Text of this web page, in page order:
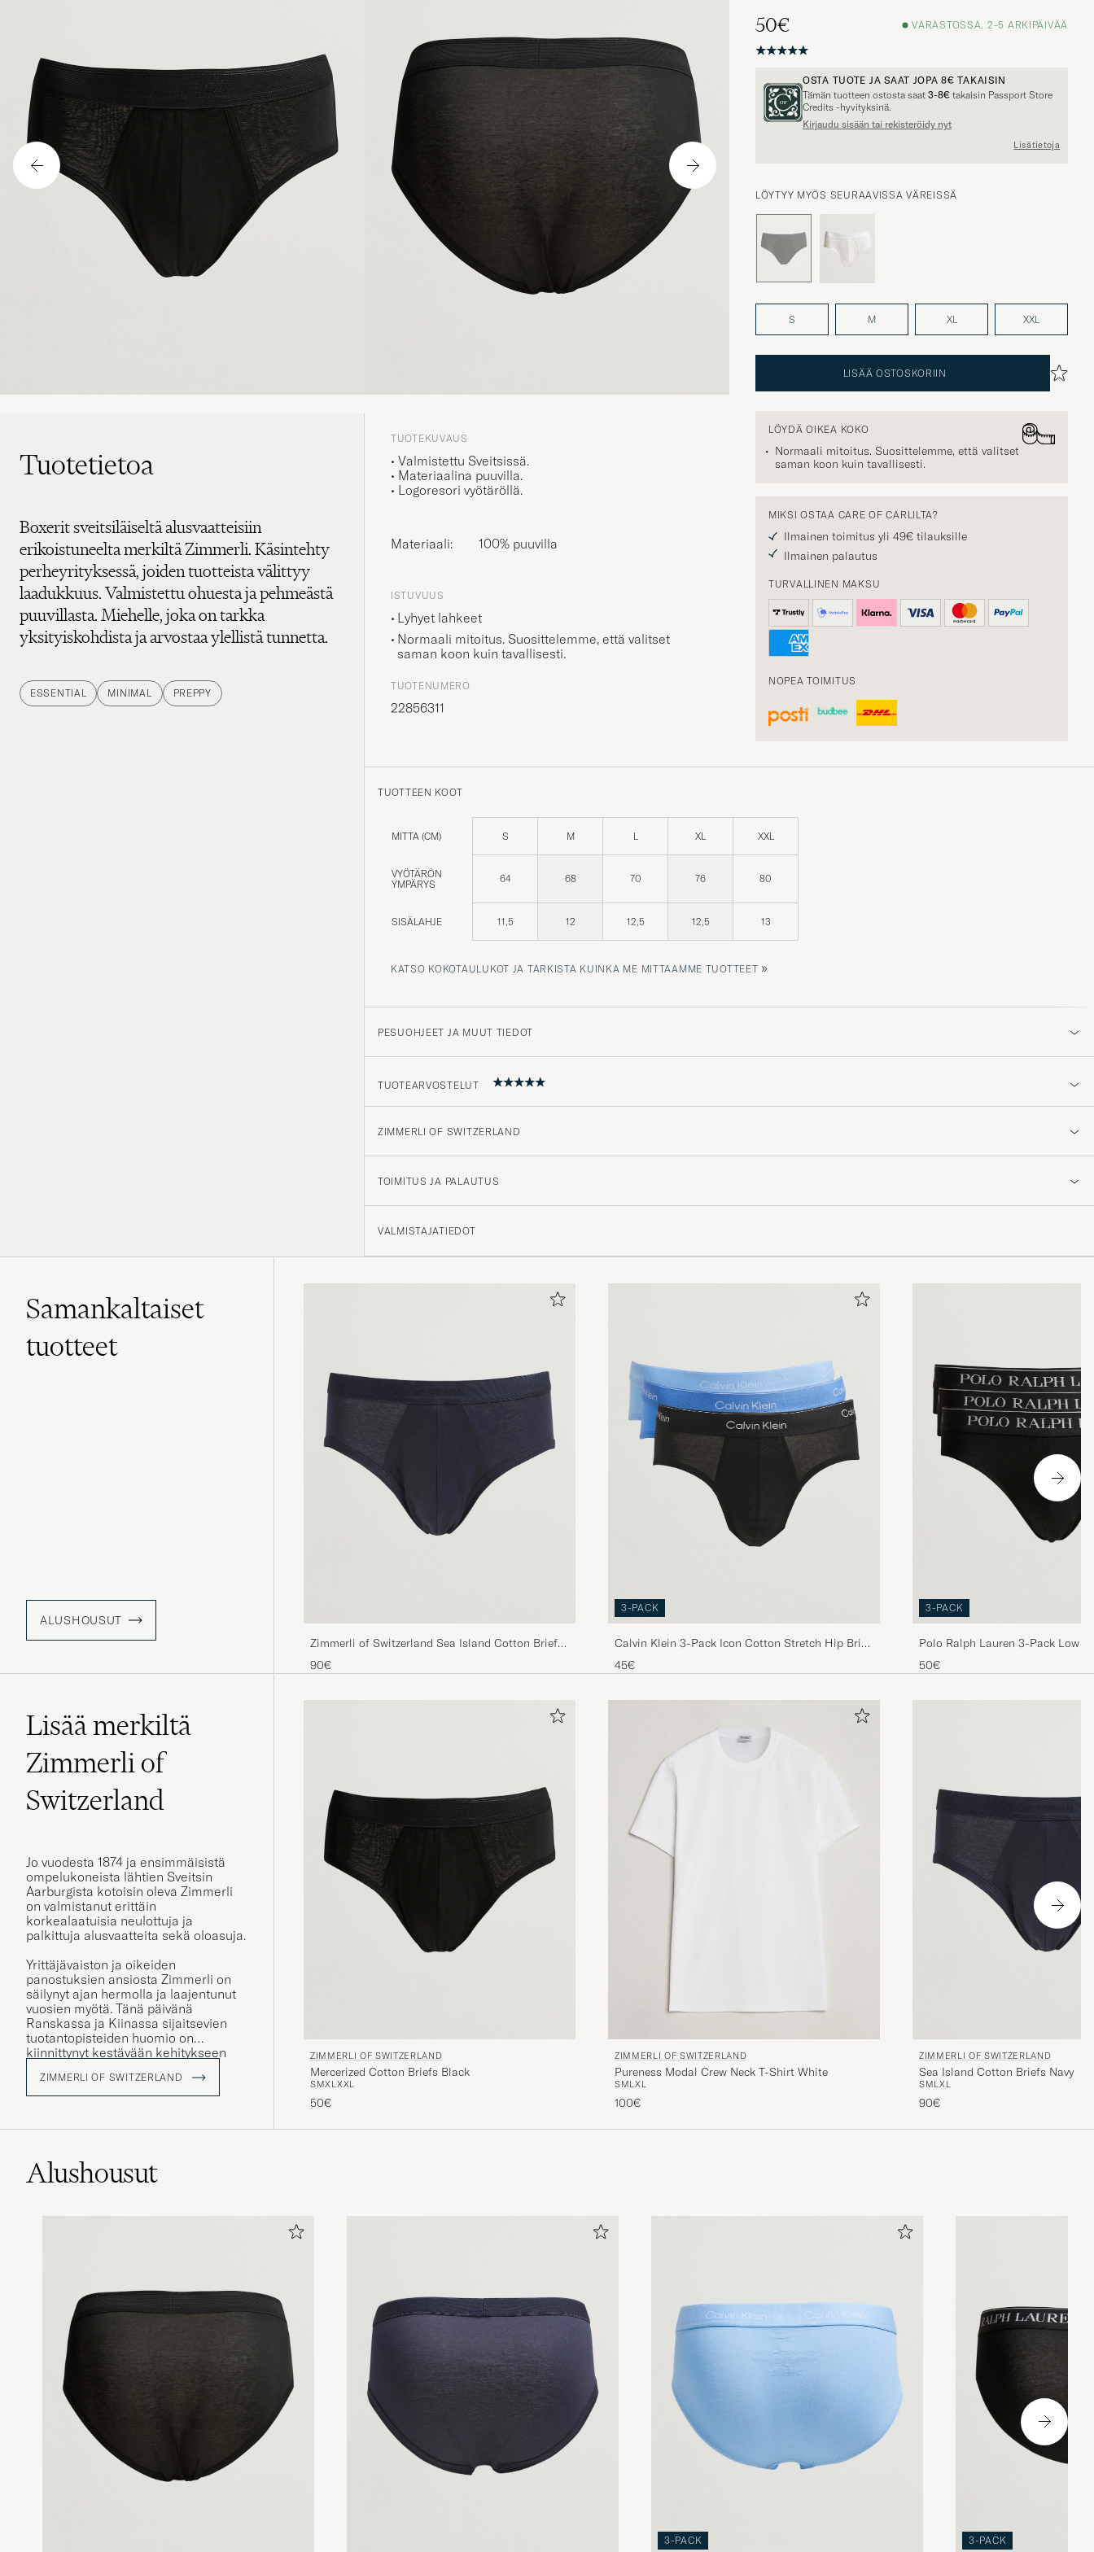
Muita vaihtoehtoja?
SAMANKALTAISIA TUOTTEITA
50€
VARASTOSSA, 2-5 ARKIPÄIVÄÄ
OSTA TUOTE JA SAAT JOPA8€ TAKAISIN
Tämän tuotteen ostosta saat 3-8€ takaisin Passport Store
Credits -hyvityksinä.
Kirjaudu sisään tai rekisteröidy nyt
Lisätietoja
LÖYTYY MYÖS SEURAAVISSA VÄREISSÄ
S M XL XXL
LISÄÄ OSTOSKORIIN
LÖYDÄ OIKEA KOKO
Normaali mitoitus. Suosittelemme, että valitset
saman koon kuin tavallisesti.
MIKSI OSTAA CARE OF CARLILTA?
Ilmainen toimitus yli 49€ tilauksille
Ilmainen palautus
TURVALLINEN MAKSU
NOPEA TOIMITUS
Tuotetietoa
Boxerit sveitsiläiseltä alusvaatteisiin
erikoistuneelta merkiltä Zimmerli. Käsintehty
perheyrityksessä, joiden tuotteista välittyy
laadukkuus. Valmistettu ohuesta ja pehmeästä
puuvillasta. Miehelle, joka on tarkka
yksityiskohdista ja arvostaa ylellistä tunnetta.
ESSENTIAL MINIMAL PREPPY
TUOTEKUVAUS
• Valmistettu Sveitsissä.
• Materiaalina puuvilla.
• Logoresori vyötäröllä.
Materiaali: 100% puuvilla
ISTUVUUS
Lyhyet lahkeet
Normaali mitoitus. Suosittelemme, että valitset
saman koon kuin tavallisesti.
TUOTENUMERO
22856311
TUOTTEEN KOOT
MITTA (CM) S M L XL XXL
VYÖTÄRÖN
YMPÄRYS
64 68 70 76 80
SISÄLAHJE 11,5 12 12,5 12,5 13
KATSO KOKOTAULUKOT JA TARKISTA KUINKA ME MITTAAMME TUOTTEET »
PESUOHJEET JA MUUT TIEDOT
TUOTEARVOSTELUT
5
ZIMMERLI OF SWITZERLAND
TOIMITUS JA PALAUTUS
VALMISTAJATIEDOT
Samankaltaiset
tuotteet
ALUSHOUSUT
Zimmerli of Switzerland Sea Island Cotton Briefs
Navy
90€
3-PACK
Calvin Klein 3-Pack Icon Cotton Stretch Hip Brief
Black/Blue/Light Blue
45€
3-PACK
Polo Ralph Lauren 3-Pack Low
50€
Lisää merkiltä
Zimmerli of
Switzerland
Jo vuodesta 1874 ja ensimmäisistä
ompelukoneista lähtien Sveitsin
Aarburgista kotoisin oleva Zimmerli
on valmistanut erittäin
korkealaatuisia neulottuja ja
palkittuja alusvaatteita sekä oloasuja.
Yrittäjävaiston ja oikeiden
panostuksien ansiosta Zimmerli on
säilynyt ajan hermolla ja laajentunut
vuosien myötä. Tänä päivänä
Ranskassa ja Kiinassa sijaitsevien
tuotantopisteiden huomio on
kiinnittynyt kestävään kehitykseen
ZIMMERLI OF SWITZERLAND
ZIMMERLI OF SWITZERLAND
Mercerized Cotton Briefs Black
SMXLXXL
50€
ZIMMERLI OF SWITZERLAND
Pureness Modal Crew Neck T-Shirt White
SMLXL
100€
ZIMMERLI OF SWITZERLAND
Sea Island Cotton Briefs Navy
SMLXL
90€
Alushousut
3-PACK 3-PACK